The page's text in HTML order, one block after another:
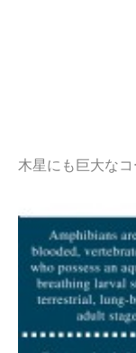
木星にも巨大な